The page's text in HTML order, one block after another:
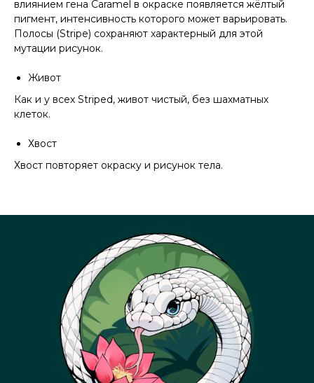
влиянием гена Caramel в окраске появляется жёлтый
пигмент, интенсивность которого может варьировать.
Полосы (Stripe) сохраняют характерный для этой
мутации рисунок.
Живот
Как и у всех Striped, живот чистый, без шахматных
клеток.
Хвост
Хвост повторяет окраску и рисунок тела.